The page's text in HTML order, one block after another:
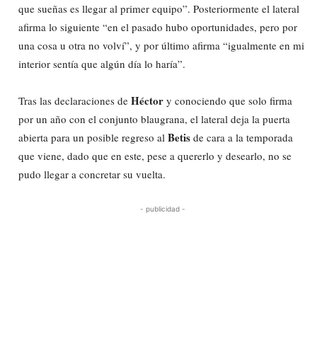
que sueñas es llegar al primer equipo”. Posteriormente el lateral
afirma lo siguiente “en el pasado hubo oportunidades, pero por
una cosa u otra no volví”, y por último afirma “igualmente en mi
interior sentía que algún día lo haría”.
Tras las declaraciones de Héctor y conociendo que solo firma
por un año con el conjunto blaugrana, el lateral deja la puerta
abierta para un posible regreso al Betis de cara a la temporada
que viene, dado que en este, pese a quererlo y desearlo, no se
pudo llegar a concretar su vuelta.
- publicidad -